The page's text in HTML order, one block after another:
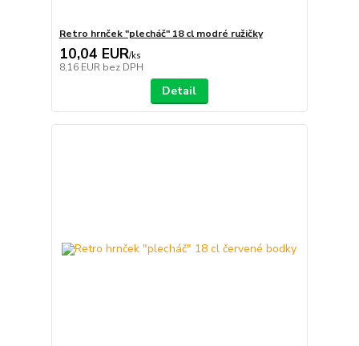
Retro hrnček "plecháč" 18 cl modré ružičky
10,04 EUR/ks
8,16 EUR bez DPH
Detail